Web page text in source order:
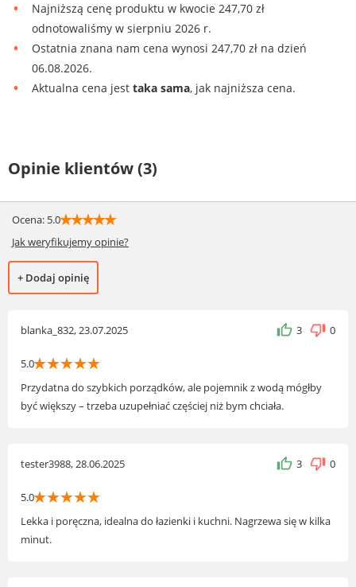
Najniższą cenę produktu w kwocie 247,70 zł
odnotowaliśmy w sierpniu 2026 r.
Ostatnia znana nam cena wynosi 247,70 zł na dzień
06.08.2026.
Aktualna cena jest taka sama, jak najniższa cena.
Opinie klientów (3)
Ocena: 5.0 ☆
☆
☆
☆
☆
Jak weryfikujemy opinie?
+ Dodaj opinię
blanka_832, 23.07.2025 3 0
5.0 ☆
☆
☆
☆
☆
Przydatna do szybkich porządków, ale pojemnik z wodą mógłby
być większy – trzeba uzupełniać częściej niż bym chciała.
tester3988, 28.06.2025 3 0
5.0 ☆
☆
☆
☆
☆
Lekka i poręczna, idealna do łazienki i kuchni. Nagrzewa się w kilka
minut.